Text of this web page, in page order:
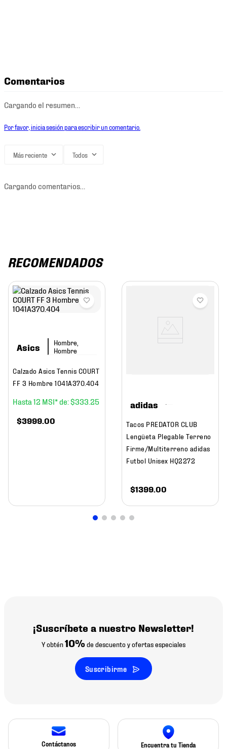
Comentarios
Cargando el resumen…
Por favor, inicia sesión para escribir un comentario.
Más reciente Todos
Cargando comentarios…
RECOMENDADOS
Asics
Hombre,
Hombre
Calzado Asics Tennis COURT
FF 3 Hombre 1041A370.404
12 $333 25
$3999.00
adidas
Tacos PREDATOR CLUB
Lengüeta Plegable Terreno
Firme/Multiterreno adidas
Futbol Unisex HQ2272
$1399.00
¡Suscríbete a nuestro Newsletter!
Y obtén10% de descuento y ofertas especiales
Suscribirme
Contáctanos Encuentra tu Tienda